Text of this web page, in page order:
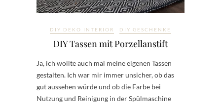
DIY DEKO INTERIOR DIY GESCHENKE
DIY Tassen mit Porzellanstift
Ja, ich wollte auch mal meine eigenen Tassen
gestalten. Ich war mir immer unsicher, ob das
gut aussehen würde und ob die Farbe bei
Nutzung und Reinigung in der Spülmaschine